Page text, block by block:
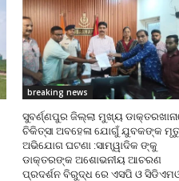
breaking news
ସୁବର୍ଣ୍ଣପୁର ଜିଲ୍ଲା ମୁଖ୍ୟ
ଚିକିତ୍ସା ଅବହେଳା ଯୋଗୁଁ ଯୁବକଙ୍କ
ଅଭିଯୋଗ ଘଟଣା :ସାମ୍ୱାଦିକ ଙ୍କୁ
ଡାକ୍ତରଙ୍କ ଅଶୋଭନୀୟ ଆଚରଣ
ପ୍ରଦର୍ଶନ ବିରୁଦ୍ଧ ରେ ଏସପି ଓ